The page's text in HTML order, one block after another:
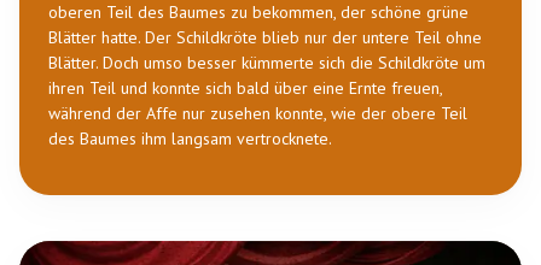
oberen Teil des Baumes zu bekommen, der schöne grüne
Blätter hatte. Der Schildkröte blieb nur der untere Teil ohne
Blätter. Doch umso besser kümmerte sich die Schildkröte um
ihren Teil und konnte sich bald über eine Ernte freuen,
während der Affe nur zusehen konnte, wie der obere Teil
des Baumes ihm langsam vertrocknete.